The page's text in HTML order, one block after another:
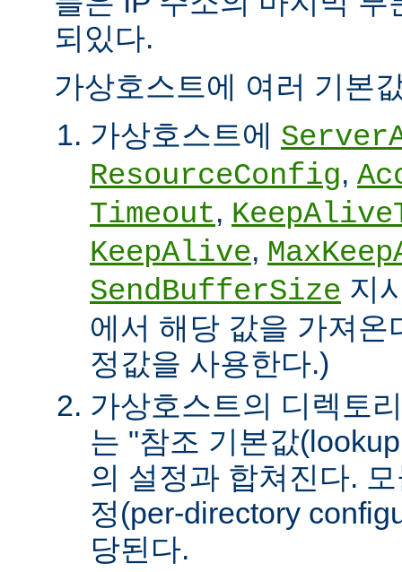
되있다.
가상호스트에 여러 기본
가상호스트에
ResourceConfig,
Timeout,
KeepAlive,
SendBufferSize 지
에서 해당 값을 가져온
정값을 사용한다.)
가상호스트의 디렉토
는 "참조 기본값
의 설정과 합쳐진다.
정(per-directory
당된다.